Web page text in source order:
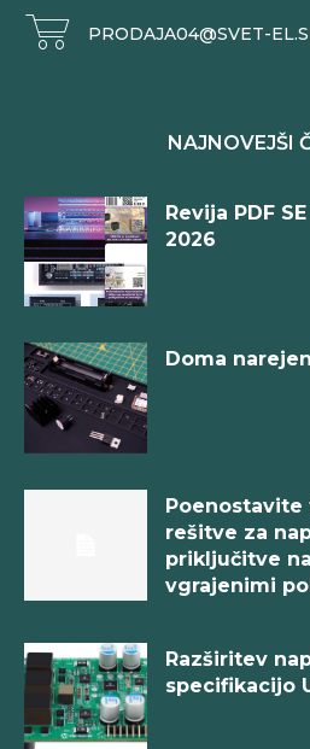
PRODAJA04@SVET-
NAJNOVEJŠI
Revija PDF
2026
Doma
rešitve za
priključitve
vgrajenimi
Razširitev
specifikacijo